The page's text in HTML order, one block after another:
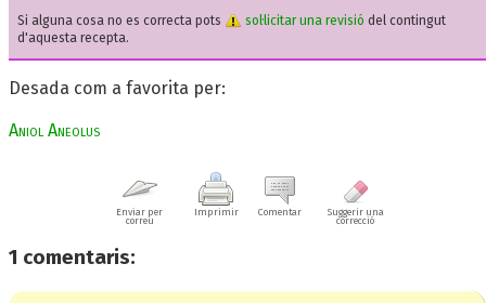
Si alguna cosa no es correcta pots
sol·licitar una revisió del contingut
d'aquesta recepta.
Desada com a favorita per:
Aniol Aneolus
Enviar per
correu
Imprimir Comentar
Suggerir una
correcció
1 comentaris: